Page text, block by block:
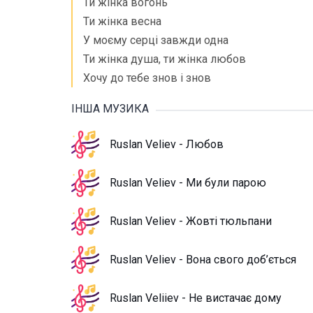
Ти жінка весна
У моєму серці завжди одна
Ти жінка душа, ти жінка любов
Хочу до тебе знов і знов
ІНША МУЗИКА
Ruslan Veliev - Любов
Ruslan Veliev - Ми були парою
Ruslan Veliev - Жовті тюльпани
Ruslan Veliev - Вона свого доб’ється
Ruslan Veliiev - Не вистачає дому